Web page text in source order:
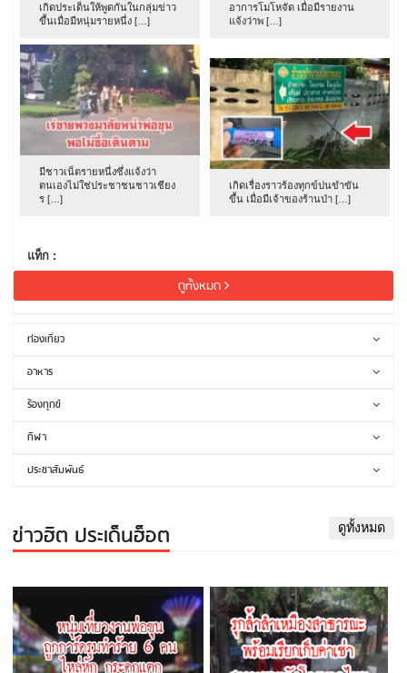
เกิดประเด็นให้พูดกันในกลุ่มข่าว
ขึ้นเมื่อมีหนุ่มรายหนึ่ง […]
อาการโมโหจัด เมื่อมีรายงาน
แจ้งว่าพ […]
มีชาวเน็ตรายหนึ่งซึ่งแจ้งว่า
ตนเองไม่ใช่ประชาชนชาวเชียง
ร […]
เกิดเรื่องราวร้องทุกข์ปนขำขัน
ขึ้น เมื่อมีเจ้าของร้านป่า […]
แท็ก :
ดูทั้งหมด
ท่องเที่ยว
อาหาร
ร้องทุกข์
กีฬา
ประชาสัมพันธ์
ข่าวฮิต ประเด็นฮ็อต ดูทั้งหมด